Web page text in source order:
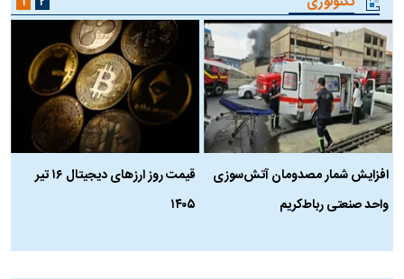
افزایش شمار مصدومان آتش‌سوزی
واحد صنعتی رباط‌کریم
قیمت روز ارز‌های دیجیتال ۱۶ تیر
۱۴۰۵